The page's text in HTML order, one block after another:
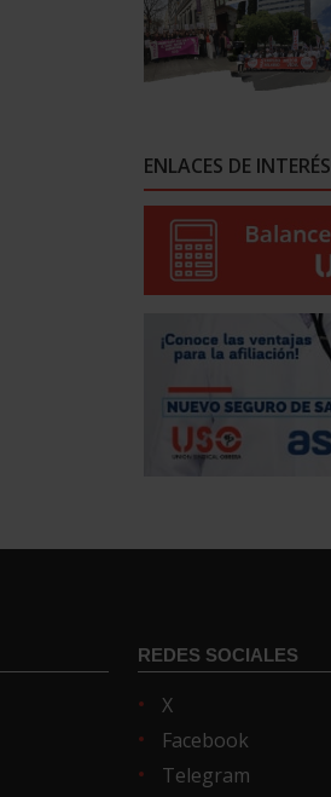
ENLACES DE INTERÉS
REDES SOCIALES
X
Facebook
Telegram